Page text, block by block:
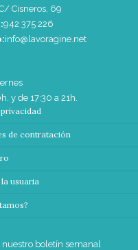
Cisneros, 69
‭942 375 226‬
info@lavoragine.net
y de 17:30 a 21h.
de contratación
usuaria
nuestro boletín semanal